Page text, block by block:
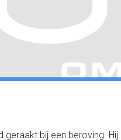
bij een beroving.